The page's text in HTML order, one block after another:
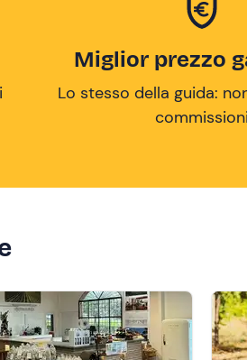
Miglior prezzo
Lo stesso della guida:
commissioni